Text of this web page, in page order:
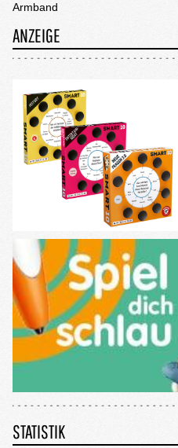
Armband
ANZEIGE
STATISTIK